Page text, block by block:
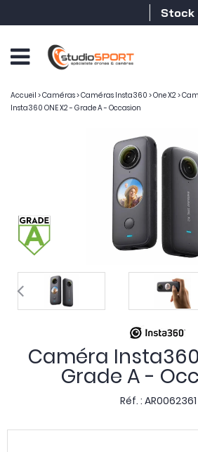
Stock
Accueil >Caméras>Caméras Insta360 >One X2>
Insta360 ONE X2 - Grade A - Occasion
Caméra Insta360
Grade A -
Réf. : AR0062361